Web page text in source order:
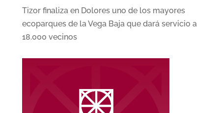
Tizor finaliza en Dolores uno de los mayores
ecoparques de la Vega Baja que dará servicio a
18.000 vecinos